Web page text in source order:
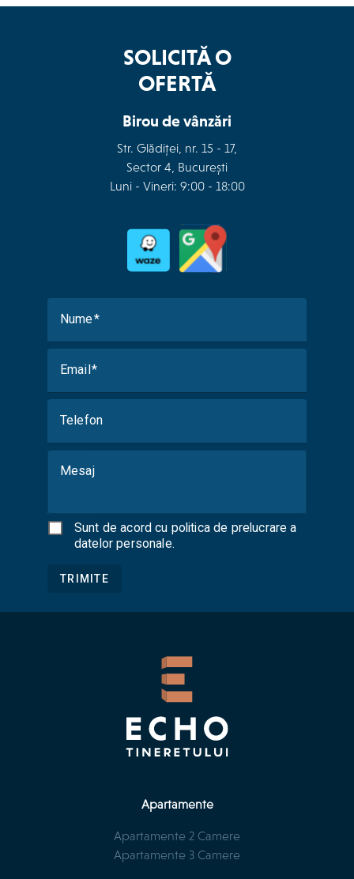
SOLICITĂ O
OFERTĂ
Birou de vânzări
Str. Glădiței, nr. 15 - 17,
Sector 4, București
Luni - Vineri: 9:00 - 18:00
Nume
Email
Telefon
Mesaj
Sunt de acord cu politica de prelucrare a
datelor personale.
TRIMITE
Apartamente
Apartamente 2 Camere
Apartamente 3 Camere